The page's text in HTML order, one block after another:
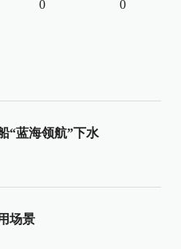
0 0
“蓝海领航”下水
场景